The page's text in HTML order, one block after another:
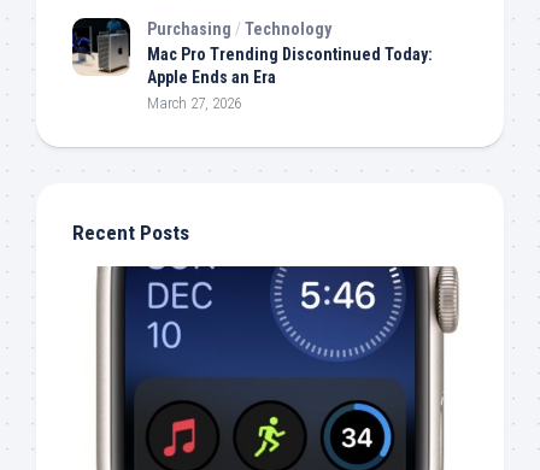
Purchasing /Technology
Mac Pro Trending Discontinued Today:
Apple Ends an Era
March 27, 2026
Recent Posts